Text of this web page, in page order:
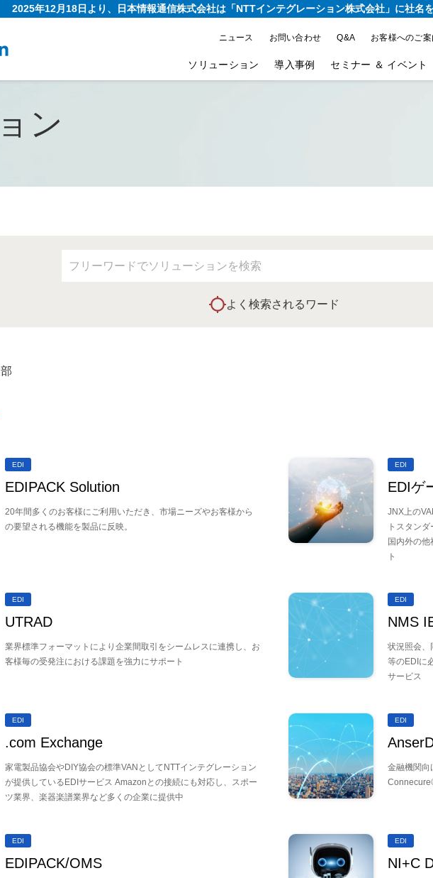
2025年12月18日より、日本情報通信株式会社は「NTTインテグレーション株式会社」に社名
ニュース お問い合わせ Q&A お客様へのご
ソリューション 導入事例 セミナー ＆ イベント
ン
よく検索されるワード
EDI
EDIPACK Solution
20年間多くのお客様にご利用いただき、市場ニーズやお客様から
の要望される機能を製品に反映。
EDI
EDIゲ
JNX上の
トスタン
国内外の
ト
EDI
UTRAD
業界標準フォーマットにより企業間取引をシームレスに連携し、お
客様毎の受発注における課題を強力にサポート
EDI
NMS
状況照会、
等のEDIに
サービス
EDI
.com Exchange
家電製品協会やDIY協会の標準VANとしてNTTインテグレーション
が提供しているEDIサービス Amazonとの接続にも対応し、スポー
ツ業界、楽器楽譜業界など多くの企業に提供中
EDI
金融機関向
EDI
EDIPACK/OMS
EDI
NI+C